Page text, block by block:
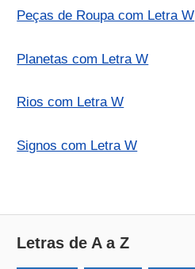
Peças de Roupa com Letra W
Planetas com Letra W
Rios com Letra W
Signos com Letra W
Letras de A a Z